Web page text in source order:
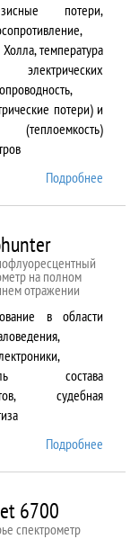
потери,
температура
электрических
потери) и
(теплоемкость)
Подробнее
на полном
отражении
в области
состава
судебная
Подробнее
6700
спектрометр